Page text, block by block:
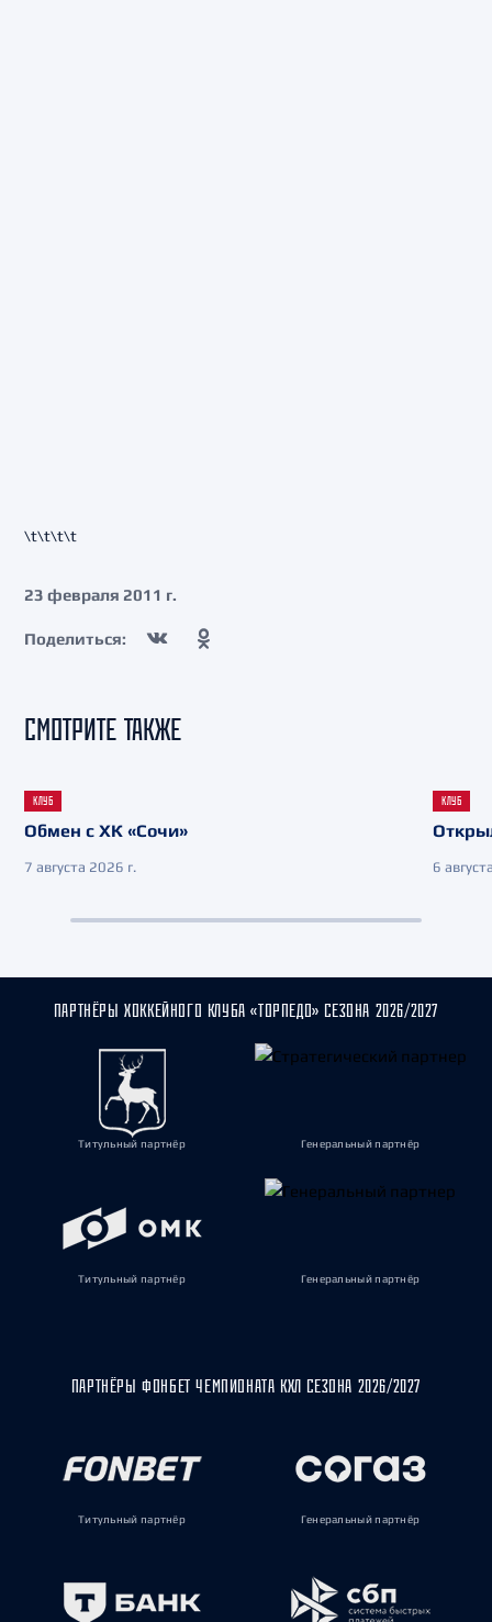
\t\t\t\t
23 февраля 2011 г.
Поделиться:
СМОТРИТЕ ТАКЖЕ
КЛУБ
Обмен с ХК «Сочи»
7 августа 2026 г.
КЛУБ
6
ПАРТНЁРЫ ХОККЕЙНОГО КЛУБА «ТОРПЕДО» СЕЗОНА 2026/2027
Титульный партнёр Генеральный партнёр
Титульный партнёр Генеральный партнёр
ПАРТНЁРЫ ФОНБЕТ ЧЕМПИОНАТА КХЛ СЕЗОНА 2026/2027
Титульный партнёр Генеральный партнёр